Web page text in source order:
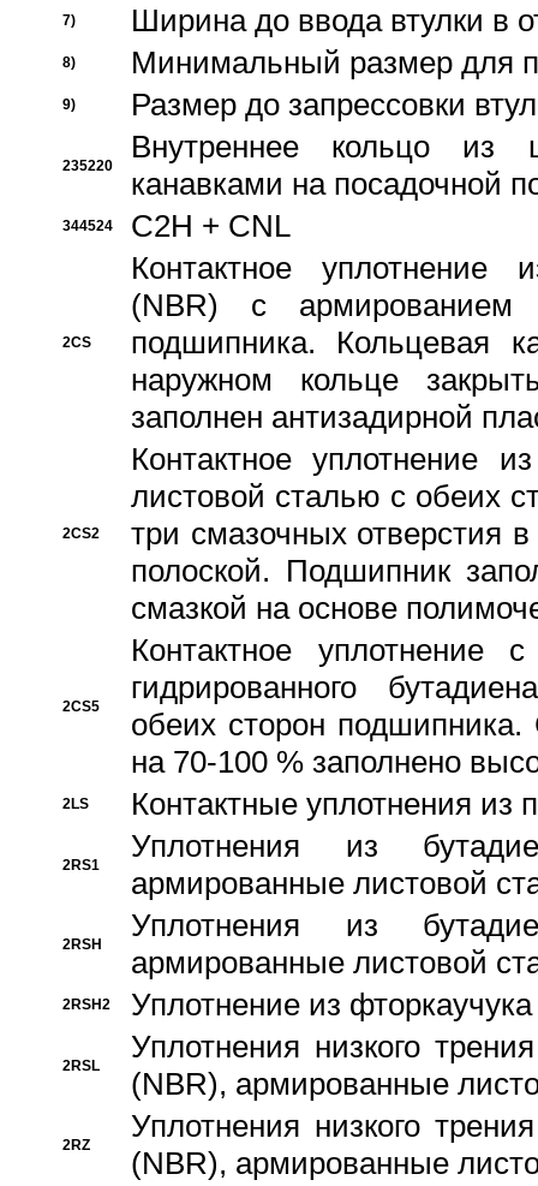
7) Ширина до ввода втулки в
8) Минимальный размер для
9) Размер до запрессовки
235220
Внутреннее кольцо из
канавками на посадочной
344524 C2H + CNL
2CS
Контактное уплотнение
(NBR) с
подшипника. Кольцевая
наружном кольце
заполнен антизадирной
2CS2
Контактное уплотнение
листовой сталью с обеих
три смазочных отверстия
полоской. Подшипник
смазкой на основе
2CS5
Контактное уплотнение
гидрированного
обеих сторон
на 70-100 % заполнено
2LS Контактные уплотнения из
2RS1
Уплотнения из
армированные листовой
2RSH
Уплотнения из
армированные листовой
2RSH2 Уплотнение из
2RSL
Уплотнения низкого
(NBR), армированные
2RZ
Уплотнения низкого
(NBR), армированные